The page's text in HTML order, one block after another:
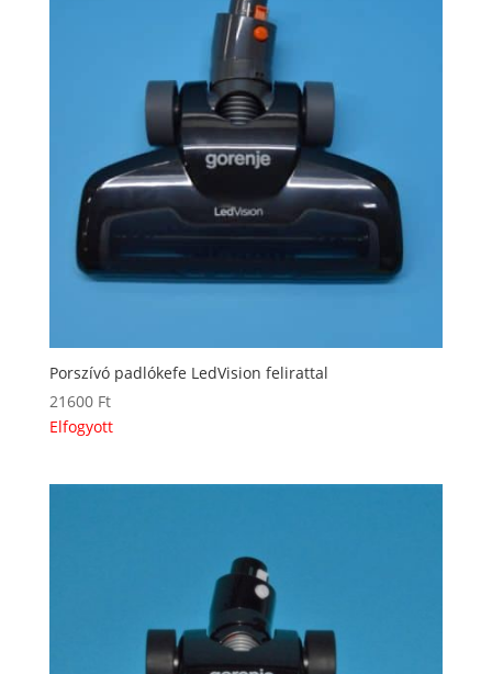
Porszívó padlókefe LedVision felirattal
21600 Ft
Elfogyott